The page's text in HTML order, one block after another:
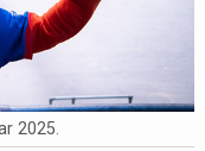
2025.